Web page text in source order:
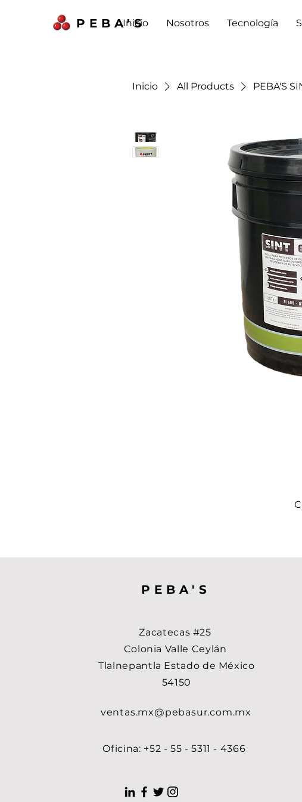
PEBA'S
Inicio Nosotros Tecnología
Inicio All Products PEBA'S
PEBA'S
Zacatecas #25
Colonia Valle Ceylán
Tlalnepantla Estado de México
54150
ventas.mx@pebasur.com.mx
Oficina: +52 - 55 - 5311 - 4366